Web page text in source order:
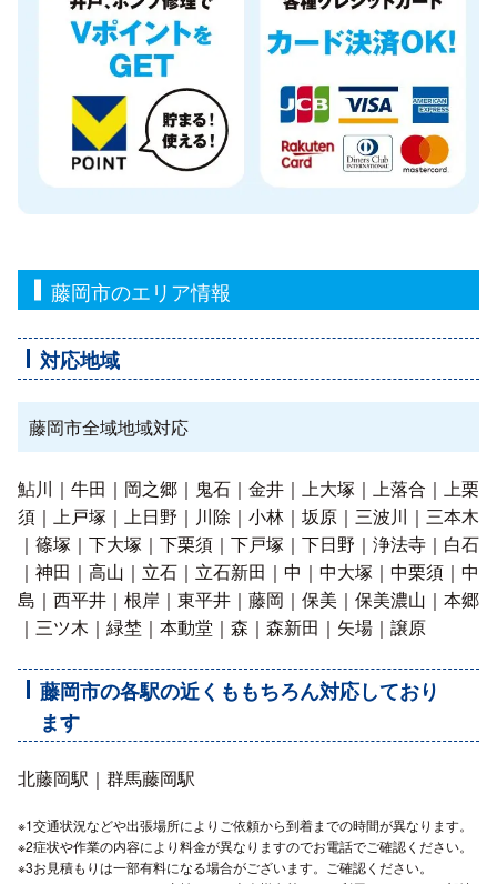
藤岡市のエリア情報
対応地域
藤岡市全域地域対応
鮎川｜牛田｜岡之郷｜鬼石｜金井｜上大塚｜上落合｜上栗
須｜上戸塚｜上日野｜川除｜小林｜坂原｜三波川｜三本木
｜篠塚｜下大塚｜下栗須｜下戸塚｜下日野｜浄法寺｜白石
｜神田｜高山｜立石｜立石新田｜中｜中大塚｜中栗須｜中
島｜西平井｜根岸｜東平井｜藤岡｜保美｜保美濃山｜本郷
｜三ツ木｜緑埜｜本動堂｜森｜森新田｜矢場｜譲原
藤岡市の各駅の近くももちろん対応しており
ます
北藤岡駅｜群馬藤岡駅
※1交通状況などや出張場所によりご依頼から到着までの時間が異なります。
※2症状や作業の内容により料金が異なりますのでお電話でご確認ください。
※3お見積もりは一部有料になる場合がございます。ご確認ください。